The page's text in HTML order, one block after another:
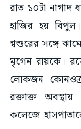
রাত ১০টা নাগাদ
হাজির হয়
শ্বশুরের সঙ্গে
মৃগেন রায়কে।
লোকজন
রক্তাক্ত অবস্থায়
কলেজে